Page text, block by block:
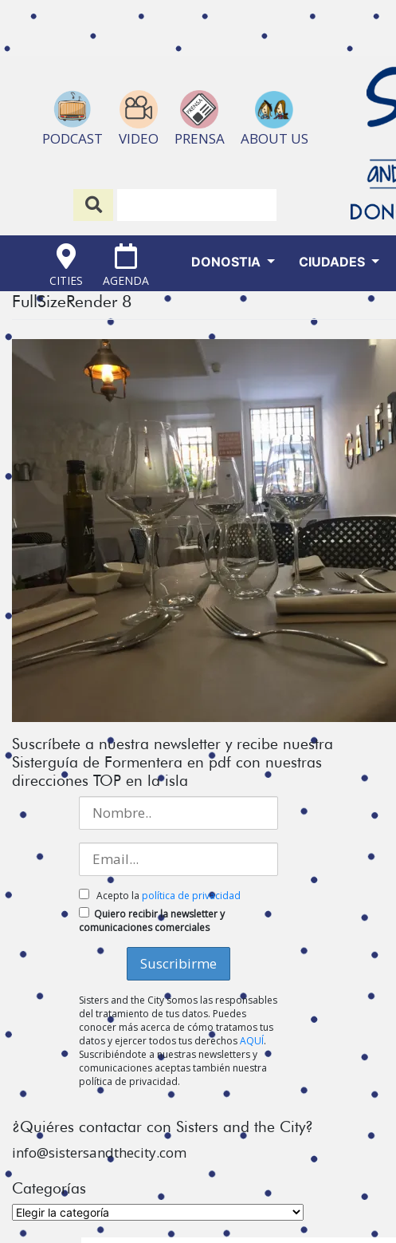
PODCAST VIDEO PRENSA ABOUT US
CITIES AGENDA
DONOSTIA CIUDADES
FullSizeRender 8
Suscríbete a nuestra newsletter y recibe nuestra
Sisterguía de Formentera en pdf con nuestras
direcciones TOP en la isla
Acepto la política de privacidad
Quiero recibir la newsletter y
comunicaciones comerciales
Sisters and the City somos las responsables
del tratamiento de tus datos. Puedes
conocer más acerca de cómo tratamos tus
datos y ejercer todos tus derechosAQUÍ.
Suscribiéndote a nuestras newsletters y
comunicaciones aceptas también nuestra
política de privacidad.
¿Quiéres contactar con Sisters and the City?
info@sistersandthecity.com
Categorías
Categorías